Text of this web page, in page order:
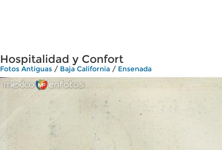
Hospitalidad y Confort
Fotos Antiguas / Baja California / Ensenada